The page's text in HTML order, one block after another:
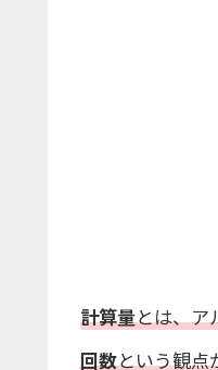
計算量とは、ア
回数という観点